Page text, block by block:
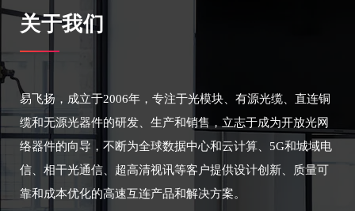
关于我们
易飞扬，成立于2006年，专注于光模块、有源光缆、直连铜
缆和无源光器件的研发、生产和销售，立志于成为开放光网
络器件的向导，不断为全球数据中心和云计算、5G和城域电
信、相干光通信、超高清视讯等客户提供设计创新、质量可
靠和成本优化的高速互连产品和解决方案。